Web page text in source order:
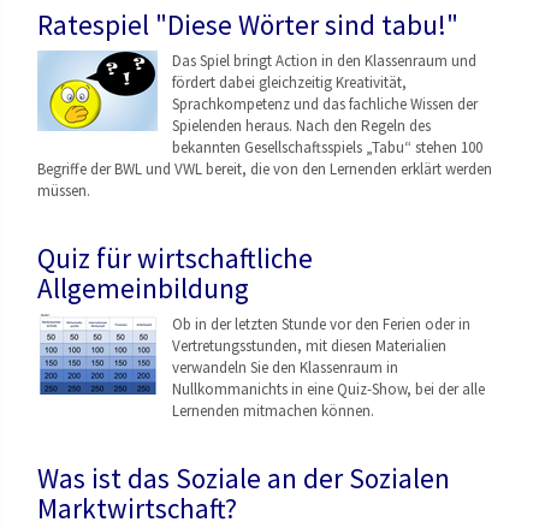
Ratespiel "Diese Wörter sind tabu!"
Das Spiel bringt Action in den Klassenraum und
fördert dabei gleichzeitig Kreativität,
Sprachkompetenz und das fachliche Wissen der
Spielenden heraus. Nach den Regeln des
bekannten Gesellschaftsspiels „Tabu“ stehen 100
Begriffe der BWL und VWL bereit, die von den Lernenden erklärt werden
müssen.
Quiz für wirtschaftliche
Allgemeinbildung
Ob in der letzten Stunde vor den Ferien oder in
Vertretungsstunden, mit diesen Materialien
verwandeln Sie den Klassenraum in
Nullkommanichts in eine Quiz-Show, bei der alle
Lernenden mitmachen können.
Was ist das Soziale an der Sozialen
Marktwirtschaft?